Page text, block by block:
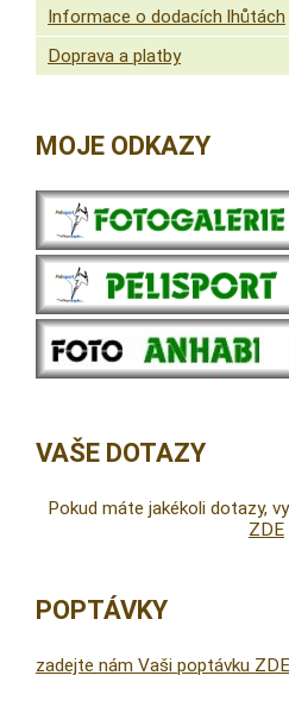
Informace o dodacích lhůtách
Doprava a platby
MOJE ODKAZY
VAŠE DOTAZY
Pokud máte jakékoli dotazy,
ZDE
POPTÁVKY
zadejte nám Vaši poptávku ZDE